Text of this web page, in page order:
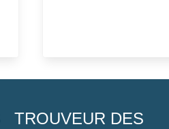
TROUVEUR DES